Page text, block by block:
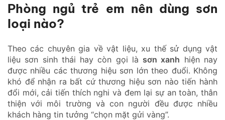
Phòng ngủ trẻ em nên dùng sơn
loại nào?
Theo các chuyên gia về vật liệu, xu thế sử dụng vật
liệu sơn sinh thái hay còn gọi là sơn xanh hiện nay
được nhiều các thương hiệu sơn lớn theo đuổi. Không
khó để nhận ra bất cứ thương hiệu sơn nào tiến hành
đổi mới, cải tiến thích nghi và đem lại sự an toàn, thân
thiện với môi trường và con người đều được nhiều
khách hàng tin tưởng “chọn mặt gửi vàng”.